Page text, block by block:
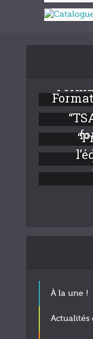
À la une !
Actualités